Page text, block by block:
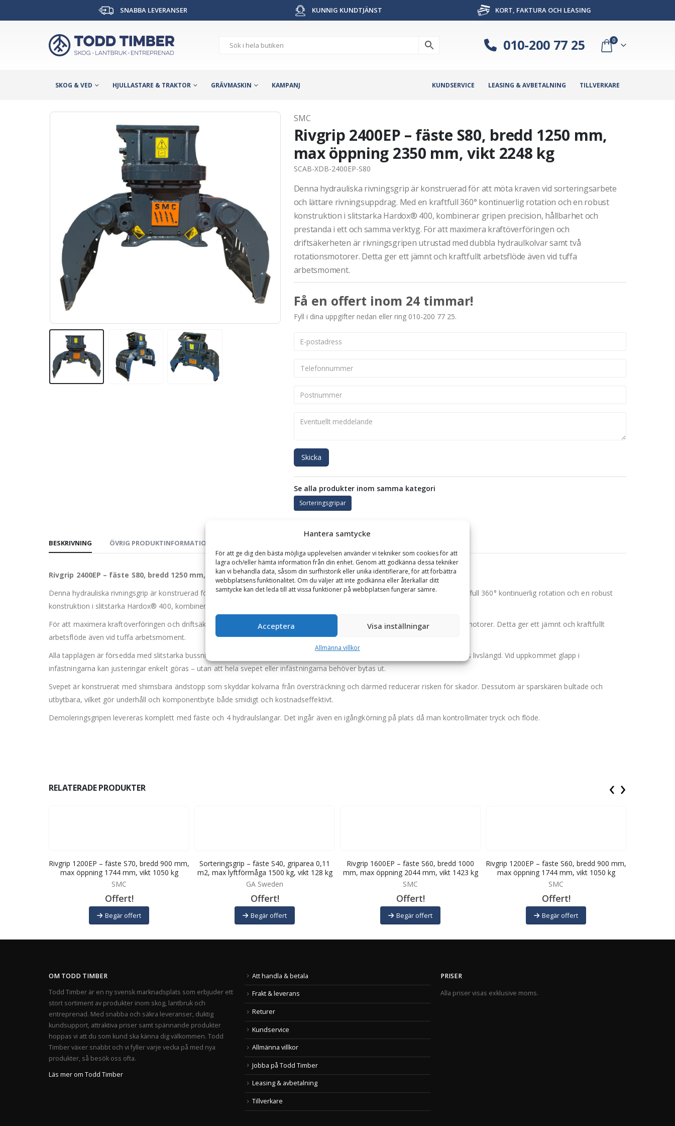
Hantera samtycke
För att ge dig den bästa möjliga upplevelsen använder vi tekniker som cookies för att
lagra och/eller hämta information från din enhet. Genom att godkänna dessa tekniker
kan vi behandla data, såsom din surfhistorik eller unika identifierare, för att förbättra
webbplatsens funktionalitet. Om du väljer att inte godkänna eller återkallar ditt
samtycke kan det leda till att vissa funktioner på webbplatsen fungerar sämre.
Acceptera Visa inställningar
Allmänna villkor
SNABBA LEVERANSER KUNNIG KUNDTJÄNST KORT, FAKTURA OCH LEASING
010-200 77 25 0
SKOG & VED HJULLASTARE & TRAKTOR GRÄVMASKIN KAMPANJ KUNDSERVICE LEASING & AVBETALNING TILLVERKARE
SMC
Rivgrip 2400EP – fäste S80, bredd 1250 mm,
max öppning 2350 mm, vikt 2248 kg
SCAB-XDB-2400EP-S80
Denna hydrauliska rivningsgrip är konstruerad för att möta kraven vid sorteringsarbete
och lättare rivningsuppdrag. Med en kraftfull 360° kontinuerlig rotation och en robust
konstruktion i slitstarka Hardox® 400, kombinerar gripen precision, hållbarhet och
prestanda i ett och samma verktyg. För att maximera kraftöverföringen och
driftsäkerheten är rivningsgripen utrustad med dubbla hydraulkolvar samt två
rotationsmotorer. Detta ger ett jämnt och kraftfullt arbetsflöde även vid tuffa
arbetsmoment.
Få en offert inom 24 timmar!
Fyll i dina uppgifter nedan eller ring 010-200 77 25.
Skicka
Se alla produkter inom samma kategori
Sorteringsgripar
BESKRIVNING ÖVRIG PRODUKTINFORMATION
Rivgrip 2400EP – fäste S80, bredd 1250 mm, max öppning 2350 mm, vikt 2248 kg
Denna hydrauliska rivningsgrip är konstruerad för att möta kraven vid sorteringsarbete och lättare rivningsuppdrag. Med en kraftfull 360° kontinuerlig rotation och en robust
konstruktion i slitstarka Hardox® 400, kombinerar gripen precision, hållbarhet och prestanda i ett och samma verktyg.
För att maximera kraftöverföringen och driftsäkerheten är rivningsgripen utrustad med dubbla hydraulkolvar samt två rotationsmotorer. Detta ger ett jämnt och kraftfullt
arbetsflöde även vid tuffa arbetsmoment.
Alla tapplägen är försedda med slitstarka bussningar, vilket minimerar belastningen på svepets infästningar och förlänger gripens livslängd. Vid uppkommet glapp i
infästningarna kan justeringar enkelt göras – utan att hela svepet eller infästningarna behöver bytas ut.
Svepet är konstruerat med shimsbara ändstopp som skyddar kolvarna från översträckning och därmed reducerar risken för skador. Dessutom är sparskären bultade och
utbytbara, vilket gör underhåll och komponentbyte både smidigt och kostnadseffektivt.
Demoleringsgripen levereras komplett med fäste och 4 hydraulslangar. Det ingår även en igångkörning på plats då man kontrollmäter tryck och flöde.
RELATERADE PRODUKTER
Rivgrip 1200EP – fäste S70, bredd 900 mm,
max öppning 1744 mm, vikt 1050 kg
SMC
Offert!
Begär offert
Sorteringsgrip – fäste S40, griparea 0,11
m2, max lyftförmåga 1500 kg, vikt 128 kg
GA Sweden
Offert!
Begär offert
Rivgrip 1600EP – fäste S60, bredd 1000
mm, max öppning 2044 mm, vikt 1423 kg
SMC
Offert!
Begär offert
Rivgrip 1200EP – fäste S60, bredd 900 mm,
max öppning 1744 mm, vikt 1050 kg
SMC
Offert!
Begär offert
‹ ›
OM TODD TIMBER
Todd Timber är en ny svensk marknadsplats som erbjuder ett
stort sortiment av produkter inom skog, lantbruk och
entreprenad. Med snabba och säkra leveranser, duktig
kundsupport, attraktiva priser samt spännande produkter
hoppas vi att du som kund ska känna dig välkommen. Todd
Timber växer snabbt och vi fyller varje vecka på med nya
produkter, så besök oss ofta.
Läs mer om Todd Timber
Att handla & betala
Frakt & leverans
Returer
Kundservice
Allmänna villkor
Jobba på Todd Timber
Leasing & avbetalning
Tillverkare
PRISER
Alla priser visas exklusive moms.